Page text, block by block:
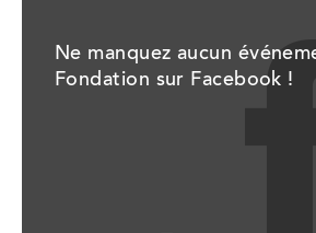
Ne manquez aucun
Fondation sur Facebook !